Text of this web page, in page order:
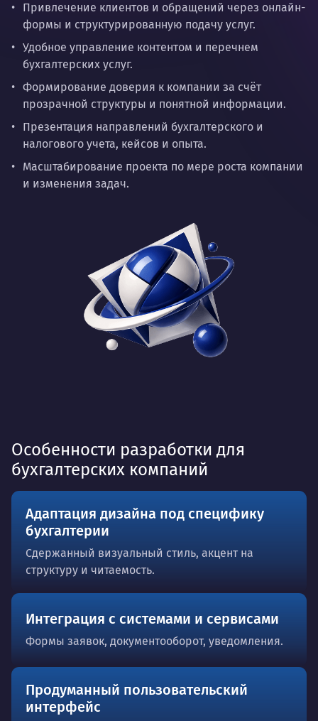
Привлечение клиентов и обращений через онлайн-
формы и структурированную подачу услуг.
Удобное управление контентом и перечнем
бухгалтерских услуг.
Формирование доверия к компании за счёт
прозрачной структуры и понятной информации.
Презентация направлений бухгалтерского и
налогового учета, кейсов и опыта.
Масштабирование проекта по мере роста компании
и изменения задач.
Особенности разработки для
бухгалтерских компаний
Адаптация дизайна под специфику
бухгалтерии
Сдержанный визуальный стиль, акцент на
структуру и читаемость.
Интеграция с системами и сервисами
Формы заявок, документооборот, уведомления.
Продуманный пользовательский
интерфейс